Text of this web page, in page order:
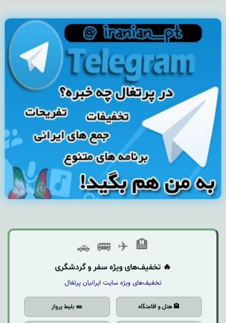
🏨
✈️
🚌
🚗
🔥 تخفیف‌های ویژه سفر و گردشگری
تخفیف‌های ویژه سایت ایرانیان پرتغال
🏨 هتل و اقامتگاه 🎫 بلیط پرواز